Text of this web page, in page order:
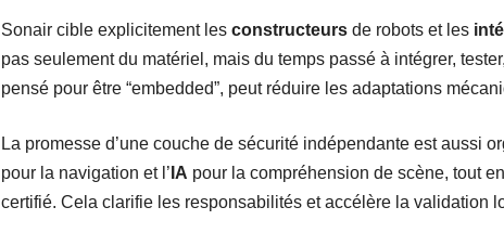
Sonair cible explicitement les constructeurs de robots et les
pas seulement du matériel, mais du temps passé à intégrer,
pensé pour être “embedded”, peut réduire les adaptations
La promesse d’une couche de sécurité indépendante est aussi
pour la navigation et l’ IA pour la compréhension de scène, tout
certifié. Cela clarifie les responsabilités et accélère la validation